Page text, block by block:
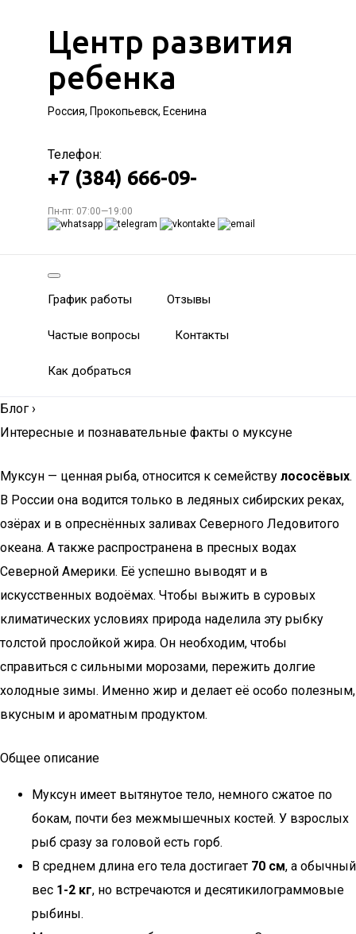
Центр развития
ребенка
Россия, Прокопьевск, Есенина
Телефон:
+7 (384) 666-09-
Пн-пт: 07:00—19:00
График работы Отзывы
Частые вопросы Контакты
Как добраться
Блог ›
Интересные и познавательные факты о муксуне
Муксун — ценная рыба, относится к семейству лососёвых.
В России она водится только в ледяных сибирских реках,
озёрах и в опреснённых заливах Северного Ледовитого
океана. А также распространена в пресных водах
Северной Америки. Её успешно выводят и в
искусственных водоёмах. Чтобы выжить в суровых
климатических условиях природа наделила эту рыбку
толстой прослойкой жира. Он необходим, чтобы
справиться с сильными морозами, пережить долгие
холодные зимы. Именно жир и делает её особо полезным,
вкусным и ароматным продуктом.
Общее описание
Муксун имеет вытянутое тело, немного сжатое по
бокам, почти без межмышечных костей. У взрослых
рыб сразу за головой есть горб.
В среднем длина его тела достигает 70 см, а обычный
вес 1-2 кг, но встречаются и десятикилограммовые
рыбины.